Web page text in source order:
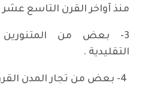
منذ آواخر القرن التاسع عشر
3- بعض من المتنورين
التقليدية .